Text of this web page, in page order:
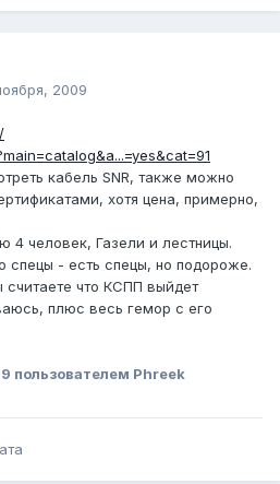
2009
кабель SNR, также можно
хотя цена, примерно,
человек, Газели и лестницы.
спецы - есть спецы, но подороже.
считаете что КСПП выйдет
плюс весь гемор с его
пользователем Phreek